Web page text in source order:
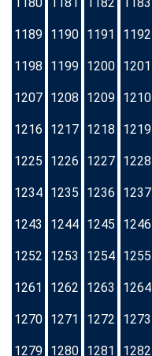
1189 1190 1191 1192
1198 1199 1200 1201
1207 1208 1209 1210
1216 1217 1218 1219
1225 1226 1227 1228
1234 1235 1236 1237
1243 1244 1245 1246
1252 1253 1254 1255
1261 1262 1263 1264
1270 1271 1272 1273
1279 1280 1281 1282